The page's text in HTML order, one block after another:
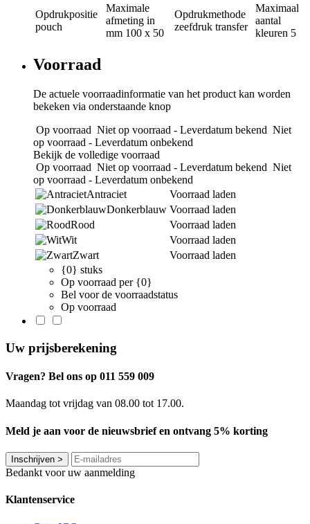
Opdrukpositie
pouch
Maximale
afmeting in
mm 100 x 50
Opdrukmethode
zeefdruk transfer
Maximaal
aantal
kleuren 5
Voorraad
De actuele voorraadinformatie van het product kan worden
bekeken via onderstaande knop
Op voorraad Niet op voorraad - Leverdatum bekend Niet
op voorraad - Leverdatum onbekend
Bekijk de volledige voorraad
Op voorraad Niet op voorraad - Leverdatum bekend Niet
op voorraad - Leverdatum onbekend
Antraciet
Voorraad laden
Donkerblauw Voorraad laden
Rood
Voorraad laden
Wit
Voorraad laden
Zwart
Voorraad laden
{0} stuks
Op voorraad per {0}
Bel voor de voorraadstatus
Op voorraad
Uw prijsberekening
Vragen? Bel ons op 011 559 009
Maandag tot vrijdag van 08.00 tot 17.00.
Meld je aan voor de nieuwsbrief en ontvang 5% korting
Inschrijven >
Bedankt voor uw aanmelding
Klantenservice